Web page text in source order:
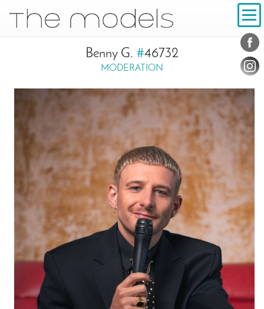
Navigation
Benny G. #46732
MODERATION